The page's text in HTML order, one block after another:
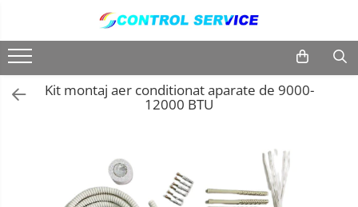
Centrale termice
Aer Conditionat
Kit montaj aer conditionat aparate de 9000-
12000 BTU